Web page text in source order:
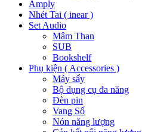
Amply
Nhét Tai ( inear )
Set Audio
Mâm Than
SUB
Bookshelf
Phụ kiện ( Accessories )
Máy sấy
Bộ dụng cụ đa năng
Đèn pin
Vang Số
Nón năng lượng